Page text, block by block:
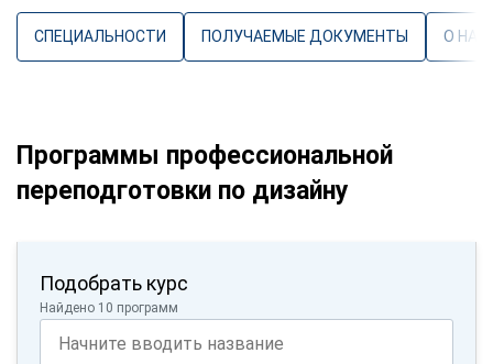
СПЕЦИАЛЬНОСТИ ПОЛУЧАЕМЫЕ ДОКУМЕНТЫ О
Программы профессиональной
переподготовки по дизайну
Подобрать курс
Найдено 10 программ